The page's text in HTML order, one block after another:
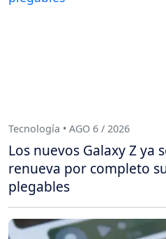
Tecnología • AGO 6 / 2026
Los nuevos Galaxy Z ya
renueva por completo
plegables